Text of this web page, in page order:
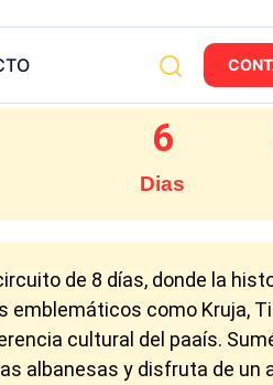
Dias
6
de 8 días, donde la
emblemáticos como Kruja,
cultural del paaís.
albanesas y disfruta de un